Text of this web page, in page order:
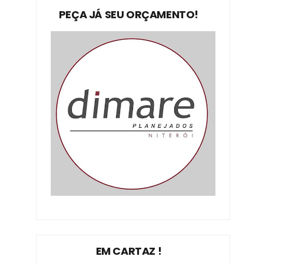
PEÇA JÁ SEU ORÇAMENTO!
EM CARTAZ !